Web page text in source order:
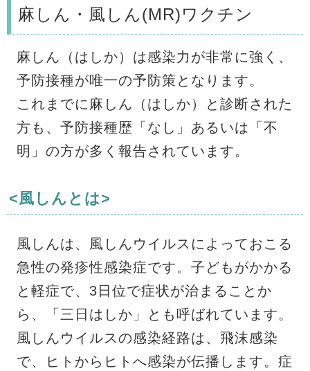
麻しん・風しん(MR)ワクチン
麻しん（はしか）は感染力が非常に強く、
予防接種が唯一の予防策となります。
これまでに麻しん（はしか）と診断された
方も、予防接種歴「なし」あるいは「不
明」の方が多く報告されています。
<風しんとは>
風しんは、風しんウイルスによっておこる
急性の発疹性感染症です。子どもがかかる
と軽症で、3日位で症状が治まることか
ら、「三日はしか」とも呼ばれています。
風しんウイルスの感染経路は、飛沫感染
で、ヒトからヒトへ感染が伝播します。症